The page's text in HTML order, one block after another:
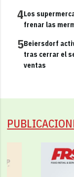
4Los
frenar las
5Beiersdorf
tras cerrar el
ventas